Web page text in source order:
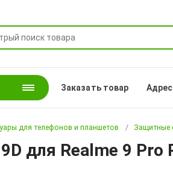
Заказать товар
для телефонов и планшетов Защитные
для Realme 9